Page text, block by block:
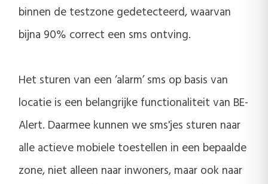
binnen de testzone gedetecteerd, waarvan
bijna 90% correct een sms ontving.
Het sturen van een ‘alarm’ sms op basis van
locatie is een belangrijke functionaliteit van BE-
Alert. Daarmee kunnen we sms'jes sturen naar
alle actieve mobiele toestellen in een bepaalde
zone, niet alleen naar inwoners, maar ook naar